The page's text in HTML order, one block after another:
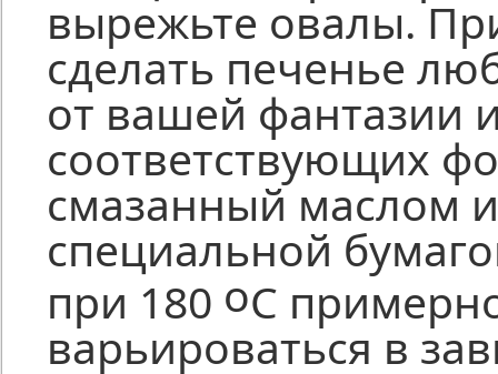
вырежьте овалы.
сделать печенье
от вашей фантазии
соответствующих
смазанный маслом
специальной
при 180 оС
варьироваться в